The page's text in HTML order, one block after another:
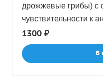
дрожжевые грибы) с
чувcтвительности к
препаратам
1300 ₽
В